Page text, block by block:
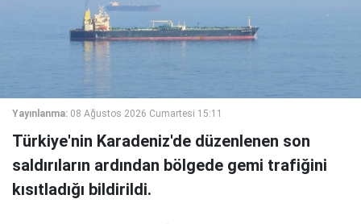
Yayınlanma: 08 Ağustos 2026 Cumartesi 15:11
Türkiye'nin Karadeniz'de düzenlenen son
saldırıların ardından bölgede gemi trafiğini
kısıtladığı bildirildi.